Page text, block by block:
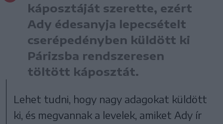
káposztáját szerette, ezért
Ady édesanyja lepecsételt
cserépedényben küldött ki
Párizsba rendszeresen
töltött káposztát.
Lehet tudni, hogy nagy adagokat küldött
ki, és megvannak a levelek, amiket Ady ír